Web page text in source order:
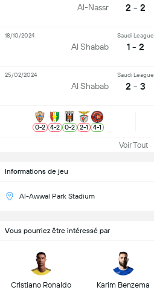
Informations de jeu
Al-Awwal Park Stadium
Al-Nassr 2 - 2
Al Shabab
Saudi League
1 - 2
18/10/2024
Al Shabab
Saudi League
2 - 3
25/02/2024
0-2 4-2 0-2 2-1 4-1
Voir Tout
Vous pourriez être intéressé par
Cristiano Ronaldo Karim Benzema